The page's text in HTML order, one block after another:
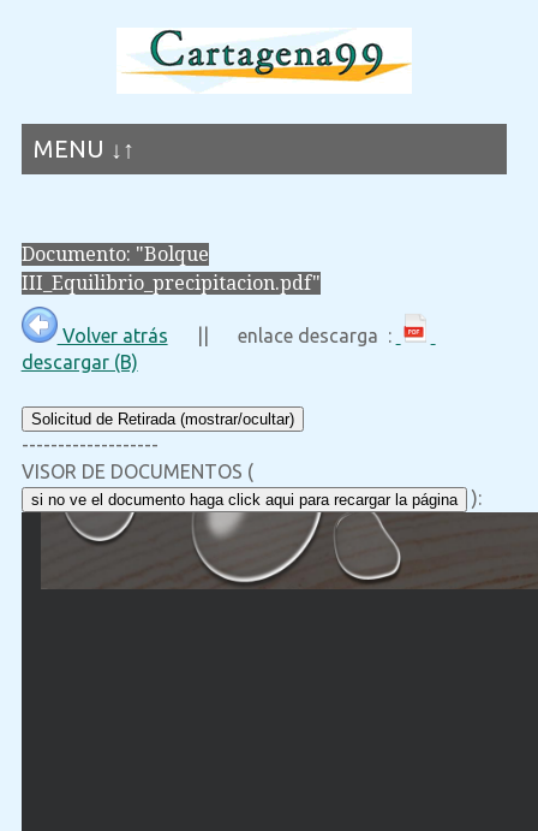
MENU ↓↑
Documento: "Bolque
III_Equilibrio_precipitacion.pdf"
Volver atrás || enlace descarga :
descargar (B)
Solicitud de Retirada (mostrar/ocultar)
-------------------
VISOR DE DOCUMENTOS (
si no ve el documento haga click aqui para recargar la página ):